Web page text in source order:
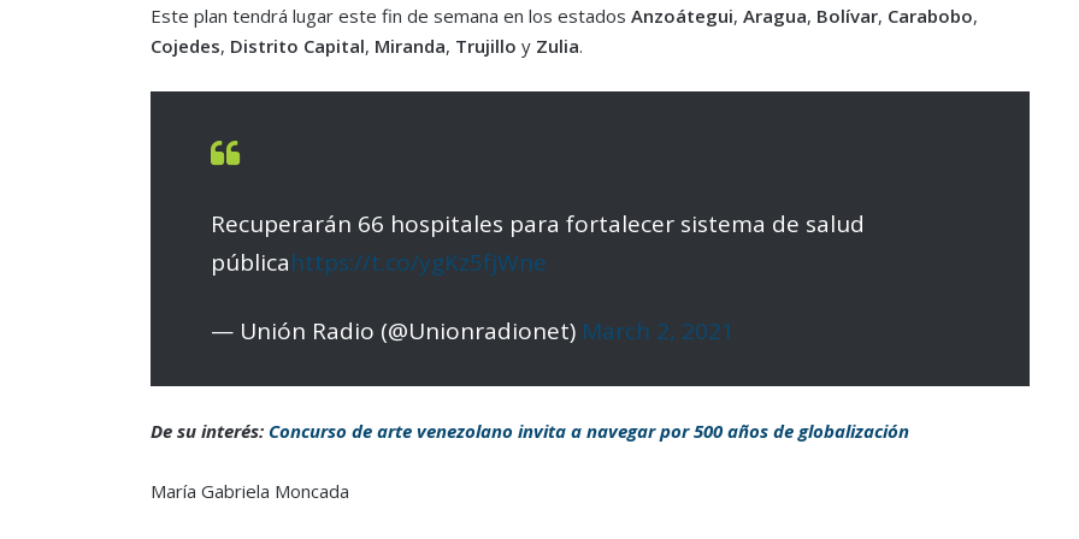
Este plan tendrá lugar este fin de semana en los estados Anzoátegui, Aragua, Bolívar, Carabobo,
Cojedes, Distrito Capital, Miranda, Trujillo y Zulia.
Recuperarán 66 hospitales para fortalecer sistema de salud
públicahttps://t.co/ygKz5fjWne
— Unión Radio (@Unionradionet) March 2, 2021
De su interés: Concurso de arte venezolano invita a navegar por 500 años de globalización
María Gabriela Moncada